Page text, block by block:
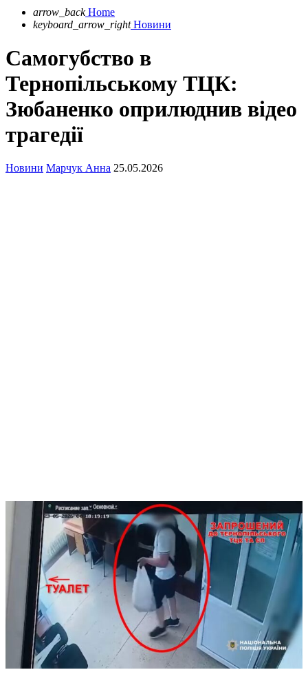
arrow_back Home
keyboard_arrow_right Новини
Самогубство в
Тернопільському ТЦК:
Зюбаненко оприлюднив відео
трагедії
Новини Марчук Анна 25.05.2026